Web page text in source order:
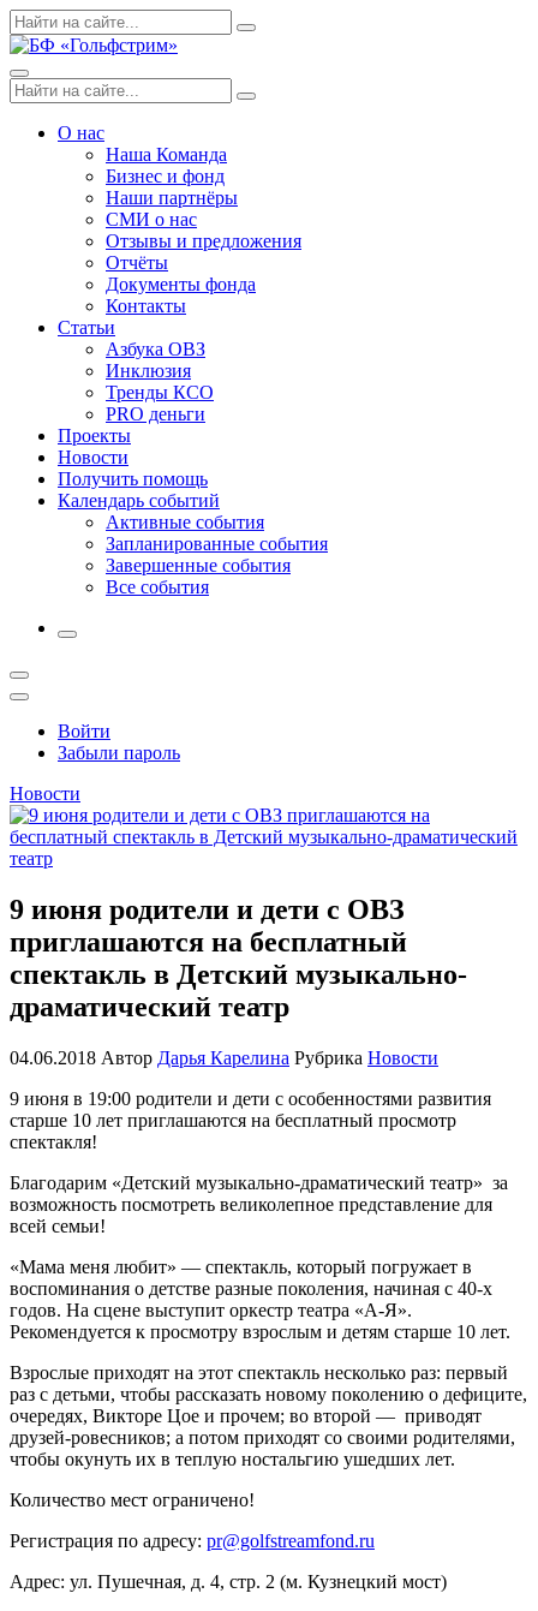
Skip
to
Поиск
по:
Search
Menu
Поиск
по:
Search
О нас
Наша Команда
Бизнес и фонд
Наши партнёры
СМИ о нас
Отзывы и предложения
Отчёты
Документы фонда
Контакты
Статьи
Азбука ОВЗ
Инклюзия
Тренды КСО
PRO деньги
Проекты
Новости
Получить помощь
Календарь событий
Активные события
Запланированные события
Завершенные события
Все события
More
Открыть
поиск
Профиль
Войти
Забыли пароль
Новости
9 июня родители и дети с ОВЗ
приглашаются на бесплатный
спектакль в Детский музыкально-
драматический театр
04.06.2018 Автор Дарья Карелина Рубрика Новости
9 июня в 19:00 родители и дети с особенностями развития
старше 10 лет приглашаются на бесплатный просмотр
спектакля!
Благодарим «Детский музыкально-драматический театр» за
возможность посмотреть великолепное представление для
всей семьи!
«Мама меня любит» — спектакль, который погружает в
воспоминания о детстве разные поколения, начиная с 40-х
годов. На сцене выступит оркестр театра «А-Я».
Рекомендуется к просмотру взрослым и детям старше 10 лет.
Взрослые приходят на этот спектакль несколько раз: первый
раз с детьми, чтобы рассказать новому поколению о дефиците,
очередях, Викторе Цое и прочем; во второй — приводят
друзей-ровесников; а потом приходят со своими родителями,
чтобы окунуть их в теплую ностальгию ушедших лет.
Количество мест ограничено!
Регистрация по адресу: pr@golfstreamfond.ru
Адрес: ул. Пушечная, д. 4, стр. 2 (м. Кузнецкий мост)